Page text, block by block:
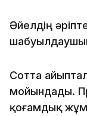
Әйелдің
Сотта
мойындады.
қоғамдық